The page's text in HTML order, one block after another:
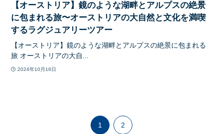
【オーストリア】鏡のような湖畔とアルプスの絶景
に包まれる旅〜オーストリアの大自然と文化を満喫
するラグジュアリーツアー
【オーストリア】鏡のような湖畔とアルプスの絶景に包まれる
旅 オーストリアの大自...
2024年10月16日
1 2